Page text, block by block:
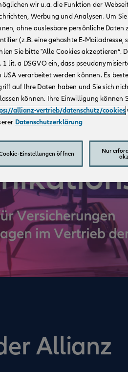
Allianz
wir u.a. die Funktion der
Werbung und Analysen. Um
ohne auslesbare persönliche
(z.B. eine gehashte E-
Sie bitte "Alle Cookies akzeptieren“.
1 lit. a DSGVO ein, dass
USA verarbeitet werden können. Es
auf Ihre Daten haben und Sie sich
können. Ihre Einwilligung können
allianz-vertrieb/datenschutz/cookies
Datenschutzerklärung
Einstellungen öffnen
Nur